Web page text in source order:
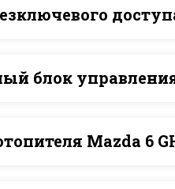
блок
Mazda 6